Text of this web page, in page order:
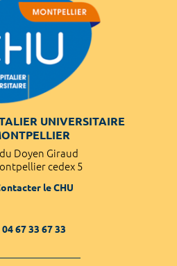
UNIVERSITAIRE
Doyen Giraud
cedex 5
le CHU
04 67 33 67 33